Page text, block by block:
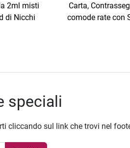
2ml misti
di Nicchi
Carta,
comode rate con
speciali
cliccando sul link che trovi nel